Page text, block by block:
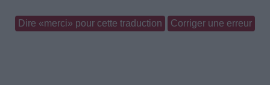
Dire «merci» pour cette traduction Corriger une erreur